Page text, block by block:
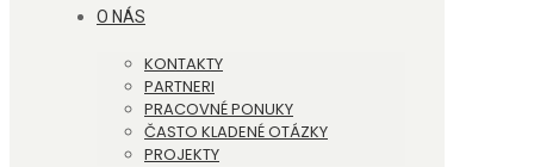
O NÁS
KONTAKTY
PARTNERI
PRACOVNÉ PONUKY
ČASTO KLADENÉ OTÁZKY
PROJEKTY